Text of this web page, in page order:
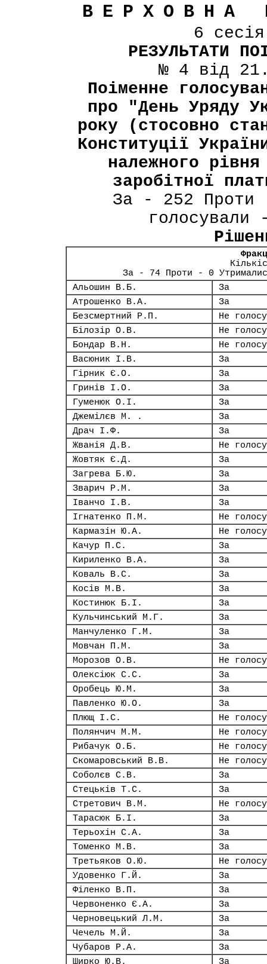
ВЕРХОВНА
6
РЕЗУЛЬТАТИ
№ 4 від
Поіменне
про "День Уряду
року (стосовно
Конституції
належного
заробітної
За - 252 Проти
За - 74 Проти - 0
Альошин В.Б.
За
Атрошенко В.А.
За
Безсмертний Р.П.
Не
Білозір О.В.
Не
Бондар В.Н.
Не
Васюник І.В.
За
Гірник Є.О.
За
Гринів І.О.
За
Гуменюк О.І.
За
Джемілєв М. .
За
Драч І.Ф.
За
Жванія Д.В.
Не
Жовтяк Є.Д.
За
Загрева Б.Ю.
За
Зварич Р.М.
За
Іванчо І.В.
За
Ігнатенко П.М.
Не
Кармазін Ю.А.
Не
Качур П.С.
За
Кириленко В.А.
За
Коваль В.С.
За
Косів М.В.
За
Костинюк Б.І.
За
Кульчинський М.Г.
За
Манчуленко Г.М.
За
Мовчан П.М.
За
Морозов О.В.
Не
Олексіюк С.С.
За
Оробець Ю.М.
За
Павленко Ю.О.
За
Плющ І.С.
Не
Полянчич М.М.
Не
Рибачук О.Б.
Не
Скомаровський В.В.
Не
Соболєв С.В.
За
Стецьків Т.С.
За
Стретович В.М.
Не
Тарасюк Б.І.
За
Терьохін С.А.
За
Томенко М.В.
За
Третьяков О.Ю.
Не
Удовенко Г.Й.
За
Філенко В.П.
За
Червоненко Є.А.
За
Черновецький Л.М.
За
Чечель М.Й.
За
Чубаров Р.А.
За
Ширко Ю.В.
За